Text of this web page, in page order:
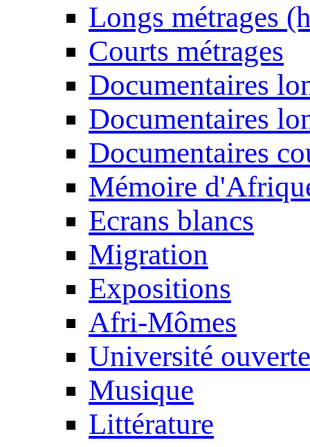
Longs métrages
Courts métrages
Documentaires
Documentaires
Documentaires
Mémoire
Ecrans blancs
Migration
Expositions
Afri-Mômes
Université ouverte
Musique
Littérature